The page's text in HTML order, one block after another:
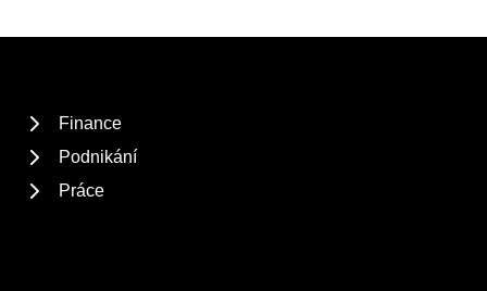
Finance
Podnikání
Práce